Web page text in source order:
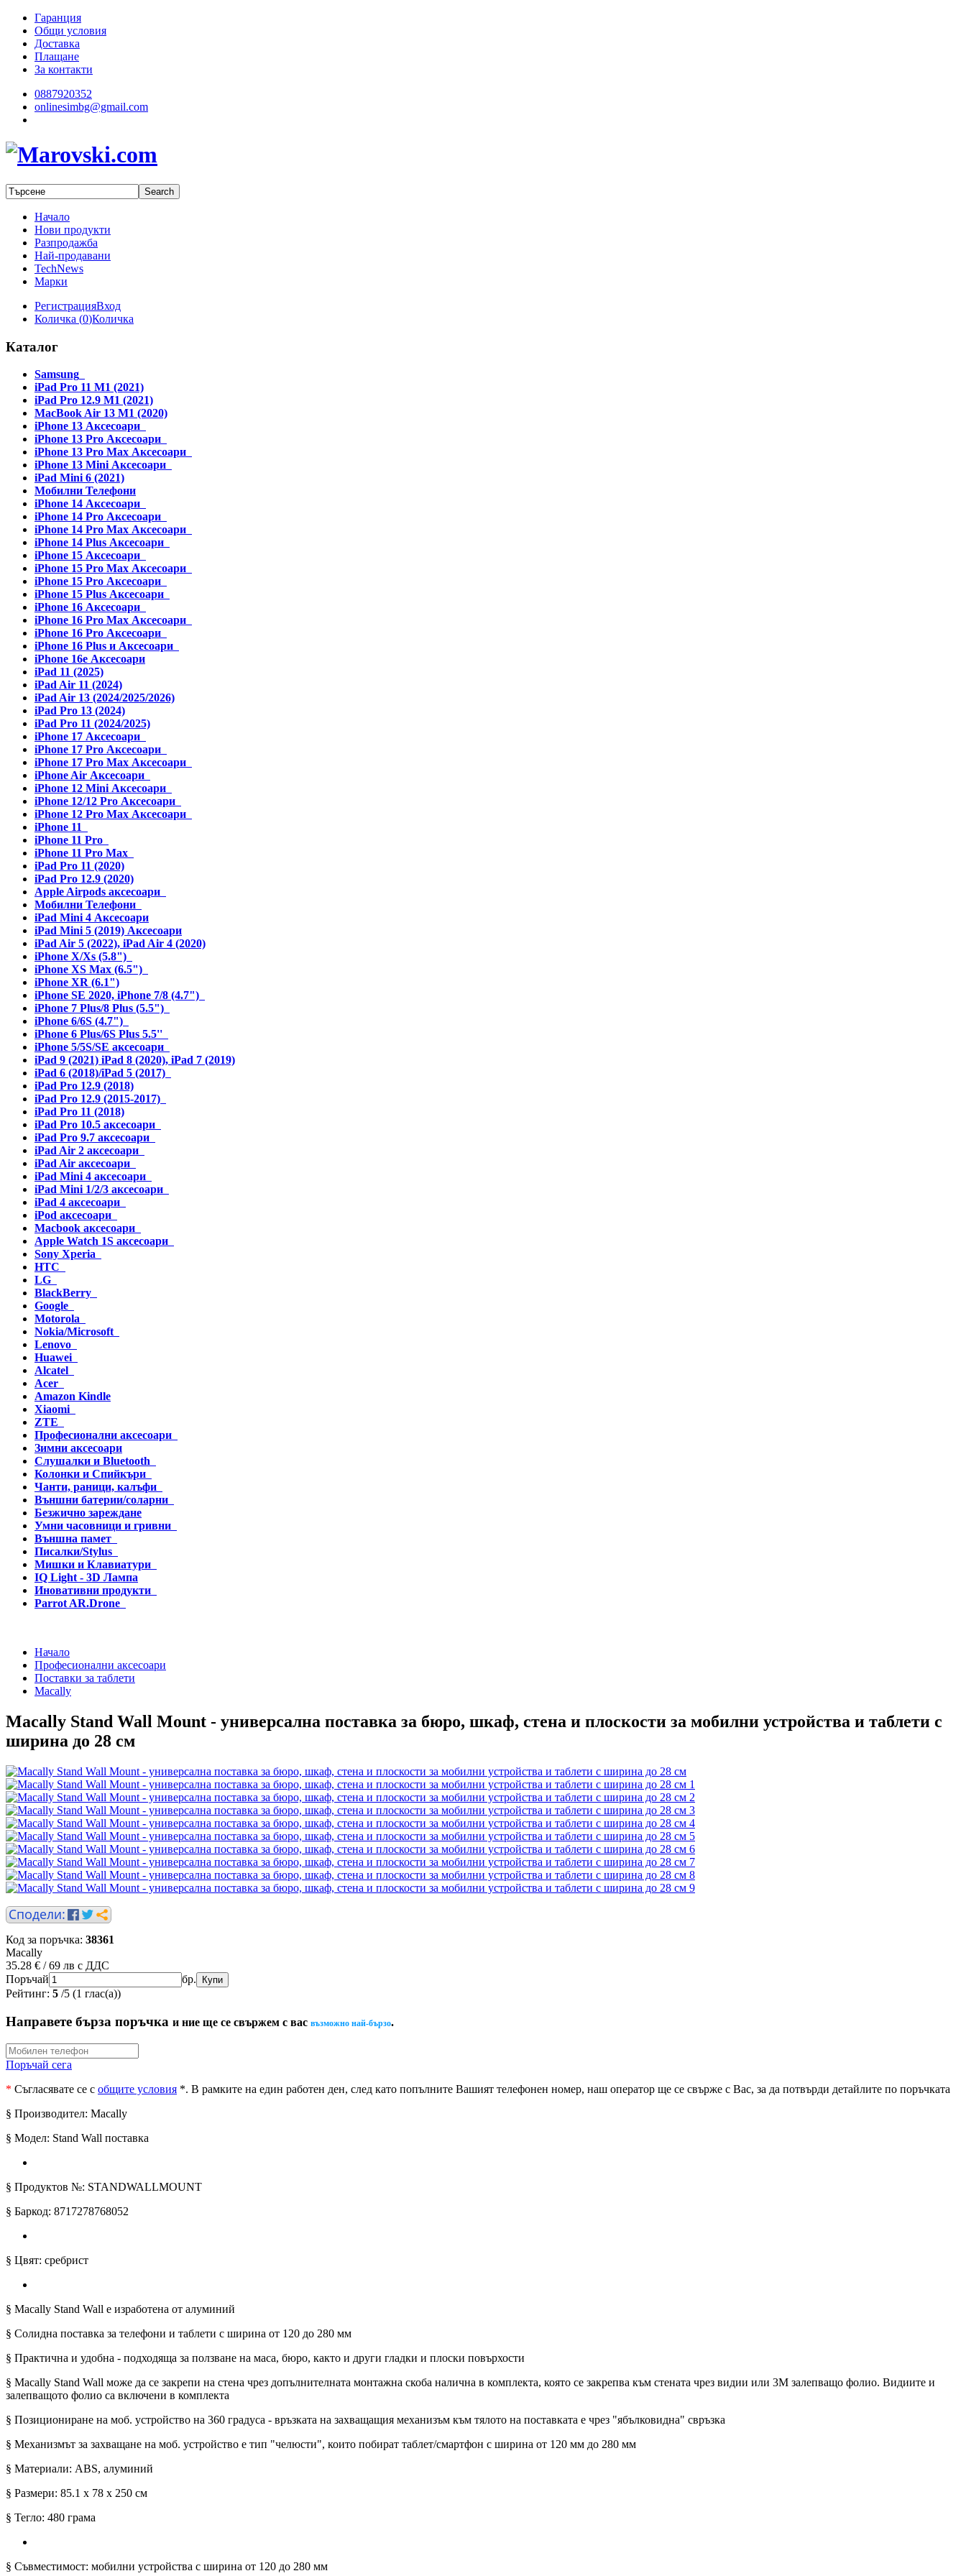
Гаранция
Общи условия
Доставка
Плащане
За контакти
0887920352
onlinesimbg@gmail.com
Начало
Нови продукти
Разпродажба
Най-продавани
TechNews
Марки
РегистрацияВход
Количка (0)Количка
Каталог
Samsung
iPad Pro 11 M1 (2021)
iPad Pro 12.9 M1 (2021)
MacBook Air 13 M1 (2020)
iPhone 13 Аксесоари
iPhone 13 Pro Аксесоари
iPhone 13 Pro Max Аксесоари
iPhone 13 Mini Аксесоари
iPad Mini 6 (2021)
Мобилни Телефони
iPhone 14 Аксесоари
iPhone 14 Pro Аксесоари
iPhone 14 Pro Max Аксесоари
iPhone 14 Plus Аксесоари
iPhone 15 Аксесоари
iPhone 15 Pro Max Аксесоари
iPhone 15 Pro Аксесоари
iPhone 15 Plus Аксесоари
iPhone 16 Аксесоари
iPhone 16 Pro Max Аксесоари
iPhone 16 Pro Аксесоари
iPhone 16 Plus и Аксесоари
iPhone 16e Аксесоари
iPad 11 (2025)
iPad Air 11 (2024)
iPad Air 13 (2024/2025/2026)
iPad Pro 13 (2024)
iPad Pro 11 (2024/2025)
iPhone 17 Аксесоари
iPhone 17 Pro Аксесоари
iPhone 17 Pro Max Аксесоари
iPhone Air Аксесоари
iPhone 12 Mini Аксесоари
iPhone 12/12 Pro Аксесоари
iPhone 12 Pro Max Аксесоари
iPhone 11
iPhone 11 Pro
iPhone 11 Pro Max
iPad Pro 11 (2020)
iPad Pro 12.9 (2020)
Apple Airpods аксесоари
Мобилни Телефони
iPad Mini 4 Аксесоари
iPad Mini 5 (2019) Аксесоари
iPad Air 5 (2022), iPad Air 4 (2020)
iPhone X/Xs (5.8")
iPhone XS Max (6.5")
iPhone XR (6.1")
iPhone SE 2020, iPhone 7/8 (4.7")
iPhone 7 Plus/8 Plus (5.5")
iPhone 6/6S (4.7")
iPhone 6 Plus/6S Plus 5.5''
iPhone 5/5S/SE аксесоари
iPad 9 (2021) iPad 8 (2020), iPad 7 (2019)
iPad 6 (2018)/iPad 5 (2017)
iPad Pro 12.9 (2018)
iPad Pro 12.9 (2015-2017)
iPad Pro 11 (2018)
iPad Pro 10.5 аксесоари
iPad Pro 9.7 аксесоари
iPad Air 2 аксесоари
iPad Air аксесоари
iPad Mini 4 аксесоари
iPad Mini 1/2/3 аксесоари
iPad 4 аксесоари
iPod аксесоари
Macbook аксесоари
Apple Watch 1S аксесоари
Sony Xperia
HTC
LG
BlackBerry
Google
Motorola
Nokia/Microsoft
Lenovo
Huawei
Alcatel
Acer
Amazon Kindle
Xiaomi
ZTE
Професионални аксесоари
Зимни аксесоари
Слушалки и Bluetooth
Колонки и Спийкъри
Чанти, раници, калъфи
Външни батерии/соларни
Безжично зареждане
Умни часовници и гривни
Външна памет
Писалки/Stylus
Мишки и Клавиатури
IQ Light - 3D Лампа
Иновативни продукти
Parrot AR.Drone
Начало
Професионални аксесоари
Поставки за таблети
Macally
Macally Stand Wall Mount - универсална поставка за бюро, шкаф, стена и плоскости за мобилни устройства и таблети с
ширина до 28 см
Код за поръчка: 38361
Macally
35.28 € / 69 лв с ДДС
Поръчай
бр.
Рейтинг: 5 /5 (1 глас(а))
Направете бърза поръчка и ние ще се свържем с вас възможно най-бързо.
Поръчай сега
* Съгласявате се с общите условия *. В рамките на един работен ден, след като попълните Вашият телефонен номер, наш оператор ще се свърже с Вас, за да потвърди детайлите по поръчката
§ Производител: Macally
§ Модел: Stand Wall поставка
§ Продуктов №: STANDWALLMOUNT
§ Баркод: 8717278768052
§ Цвят: сребрист
§ Macally Stand Wall е изработена от алуминий
§ Солидна поставка за телефони и таблети с ширина от 120 до 280 мм
§ Практична и удобна - подходяща за ползване на маса, бюро, както и други гладки и плоски повърхости
§ Macally Stand Wall може да се закрепи на стена чрез допълнителната монтажна скоба налична в комплекта, която се закрепва към стената чрез видии или 3М залепващо фолио. Видиите и
залепващото фолио са включени в комплекта
§ Позициониране на моб. устройство на 360 градуса - връзката на захващащия механизъм към тялото на поставката е чрез "ябълковидна" свръзка
§ Механизмът за захващане на моб. устройство е тип "челюсти", които побират таблет/смартфон с ширина от 120 мм до 280 мм
§ Материали: ABS, алуминий
§ Размери: 85.1 х 78 х 250 см
§ Тегло: 480 грама
§ Съвместимост: мобилни устройства с ширина от 120 до 280 мм